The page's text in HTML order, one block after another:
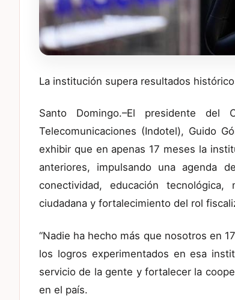
La institución supera resultados
Santo Domingo.–El presidente del
Telecomunicaciones (Indotel), Guido
exhibir que en apenas 17 meses la
anteriores, impulsando una agenda
conectividad, educación tecnológica,
ciudadana y fortalecimiento del rol
“Nadie ha hecho más que nosotros en
los logros experimentados en esa
servicio de la gente y fortalecer la
en el país.